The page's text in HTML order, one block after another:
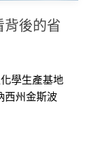
後的省
學生產基地
西州金斯波